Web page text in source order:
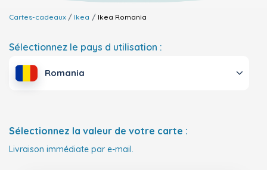
Cartes-cadeaux Ikea Ikea Romania
Sélectionnez le pays d utilisation :
Romania
Sélectionnez la valeur de votre carte :
Livraison immédiate par e-mail.